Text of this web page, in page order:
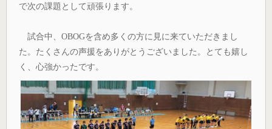
で次の課題として頑張ります。
試合中、OBOGを含め多くの方に見に来ていただきまし
た。たくさんの声援をありがとうございました。とても嬉し
く、心強かったです。